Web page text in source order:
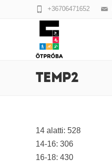
+36706471652
TEMP2
14 alatti: 528
14-16: 306
16-18: 430